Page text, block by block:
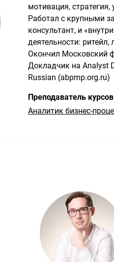
мотивация,
Работал с крупными
консультант, и
деятельности:
Окончил Московский
Докладчик на Analyst
Russian (abpmp.org.ru)
Преподаватель курсов
Аналитик бизнес-